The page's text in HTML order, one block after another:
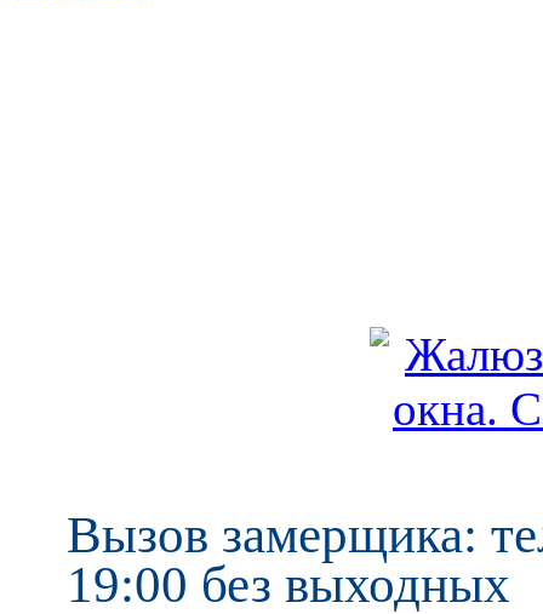
Вызов замерщика:
19:00 без выходных